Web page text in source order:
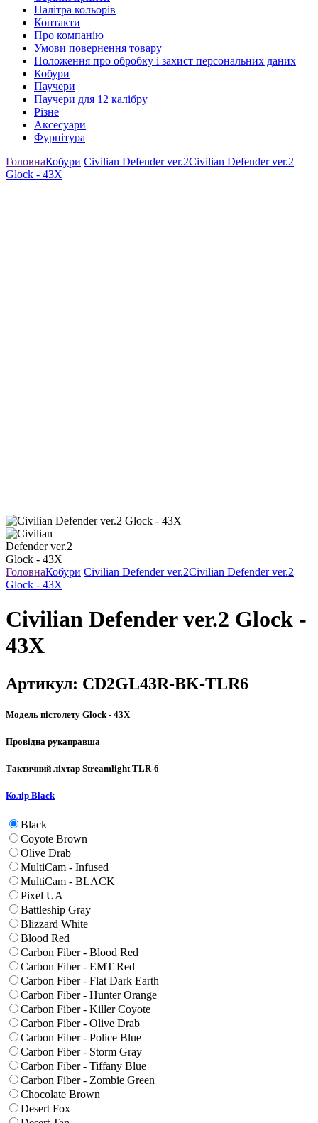
Палітра кольорів
Контакти
Про компанію
Умови повернення товару
Положення про обробку і захист персональних даних
Кобури
Паучери
Паучери для 12 калібру
Різне
Аксесуари
Фурнітура
ГоловнаКобури Civilian Defender ver.2Civilian Defender ver.2
Glock - 43X
ГоловнаКобури Civilian Defender ver.2Civilian Defender ver.2
Glock - 43X
Civilian Defender ver.2 Glock -
43X
Артикул: CD2GL43R-BK-TLR6
Модель пістолету Glock - 43X
Провідна рукаправша
Тактичний ліхтар Streamlight TLR-6
Колір Black
Black
Coyote Brown
Olive Drab
MultiCam - Infused
MultiCam - BLACK
Pixel UA
Battleship Gray
Blizzard White
Blood Red
Carbon Fiber - Blood Red
Carbon Fiber - EMT Red
Carbon Fiber - Flat Dark Earth
Carbon Fiber - Hunter Orange
Carbon Fiber - Killer Coyote
Carbon Fiber - Olive Drab
Carbon Fiber - Police Blue
Carbon Fiber - Storm Gray
Carbon Fiber - Tiffany Blue
Carbon Fiber - Zombie Green
Chocolate Brown
Desert Fox